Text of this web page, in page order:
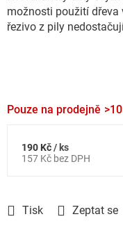
Pouze na prodejně
možnosti použití dřeva
řezivo z pily
Tisk Zeptat se
190 Kč/ ks
157 Kč bez DPH
Měrná